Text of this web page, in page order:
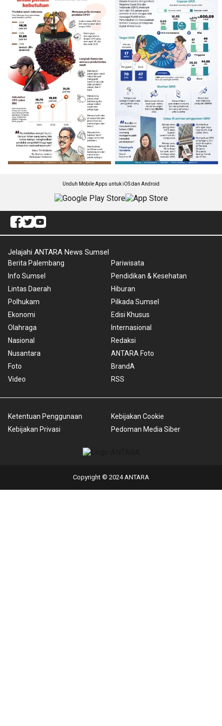
Unduh Mobile Apps untuk iOS dan Android
Jelajahi ANTARA News Sumsel
Berita Palembang
Info Sumsel
Lintas Daerah
Polhukam
Ekonomi
Olahraga
Nasional
Nusantara
Foto
Video
Pariwisata
Pendidikan & Kesehatan
Hiburan
Pilkada Sumsel
Edisi Khusus
Internasional
Redaksi
ANTARA Foto
BrandA
RSS
Ketentuan Penggunaan
Kebijakan Privasi
Kebijakan Cookie
Pedoman Media Siber
Copyright © 2024 ANTARA